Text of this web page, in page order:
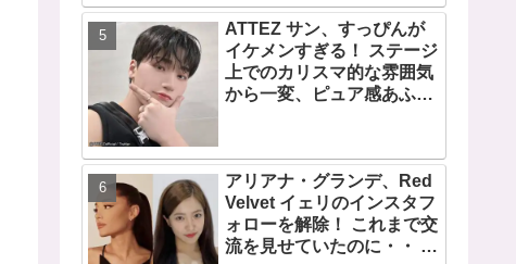
本人のイロハとモカを含む
5人組ガールズグループ！
デビュー曲「Magnetic」が
いきなりの大ヒット
ATTEZ サン、すっぴんが
イケメンすぎる！ ステージ
上でのカリスマ的な雰囲気
から一変、ピュア感あふれ
アリアナ・グランデ、Red
Velvet イェリのインスタフ
ォローを解除！ これまで交
流を見せていたのに・・ 一